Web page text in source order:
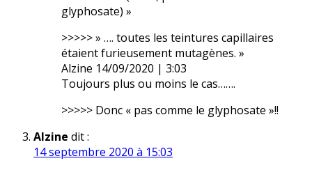
glyphosate) »
>>>>> » …. toutes les teintures capillaires
étaient furieusement mutagènes. »
Alzine 14/09/2020 | 3:03
Toujours plus ou moins le cas…….
>>>>> Donc « pas comme le glyphosate »!!
Alzine dit :
14 septembre 2020 à 15:03